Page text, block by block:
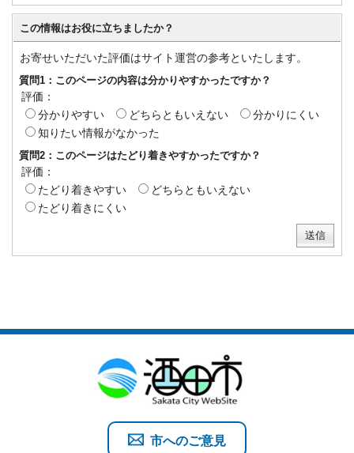
この情報はお役に立ちましたか？
お寄せいただいた評価はサイト運営の参考といたします。
質問1：このページの内容は分かりやすかったですか？
評価：
分かりやすい
どちらともいえない
分かりにくい
知りたい情報がなかった
質問2：このページはたどり着きやすかったですか？
評価：
たどり着きやすい
どちらともいえない
たどり着きにくい
市へのご意見